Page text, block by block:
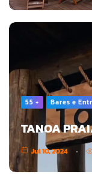
55 + Bares e
TANOA
Jul 10, 2024